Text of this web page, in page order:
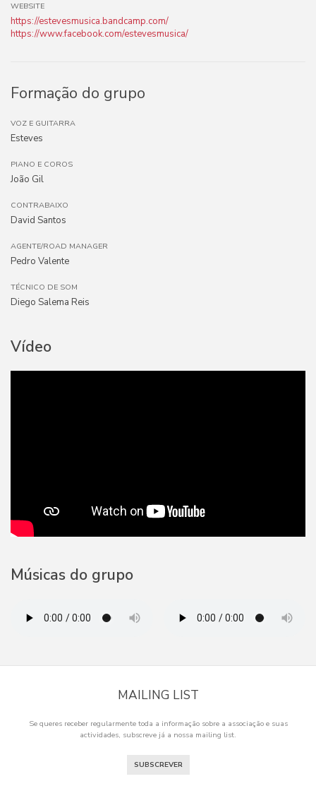
WEBSITE
https://estevesmusica.bandcamp.com/
https://www.facebook.com/estevesmusica/
Formação do grupo
VOZ E GUITARRA
Esteves
PIANO E COROS
João Gil
CONTRABAIXO
David Santos
AGENTE/ROAD MANAGER
Pedro Valente
TÉCNICO DE SOM
Diego Salema Reis
Vídeo
Músicas do grupo
MAILING LIST
Se queres receber regularmente toda a informação sobre a associação e suas
actividades, subscreve já a nossa mailing list.
SUBSCREVER